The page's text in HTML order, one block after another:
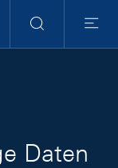
Suche
Menu
Daten